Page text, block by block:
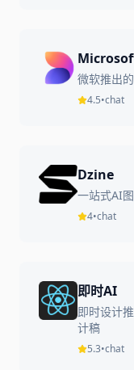
微软推出
4.5•chat
Dzine
一站式AI
4•chat
即时AI
即时设计
计稿
5.3•chat